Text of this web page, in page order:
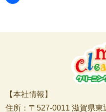
【本社情報】
住所：〒527-0011 滋賀県